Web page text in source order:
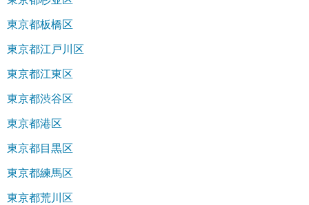
東京都板橋区
東京都江戸川区
東京都江東区
東京都渋谷区
東京都港区
東京都目黒区
東京都練馬区
東京都荒川区